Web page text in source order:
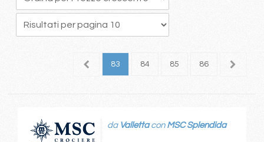
82 83 84 85 86 87
da Vallettacon MSC Splendida